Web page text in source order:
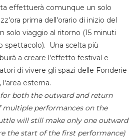
effettuerà comunque un solo
prima dell'orario di inizio del
solo viaggio al ritorno (15 minuti
spettacolo). Una scelta più
a creare l'effetto festival e
di vivere gli spazi delle Fonderie
l'area esterna.
both the outward and return
multiple performances on the
will still make only one outward
the start of the first performance)